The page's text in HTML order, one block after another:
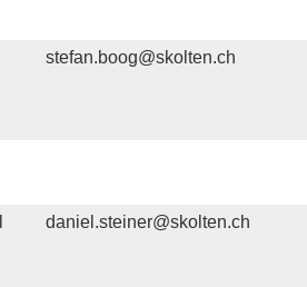
stefan.boog@skolten.ch
daniel.steiner@skolten.ch